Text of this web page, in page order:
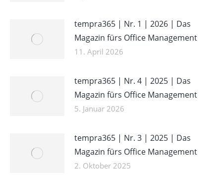
tempra365 | Nr. 1 | 2026 | Das
Magazin fürs Office Management
11. April 2026
tempra365 | Nr. 4 | 2025 | Das
Magazin fürs Office Management
5. Januar 2026
tempra365 | Nr. 3 | 2025 | Das
Magazin fürs Office Management
2. Oktober 2025